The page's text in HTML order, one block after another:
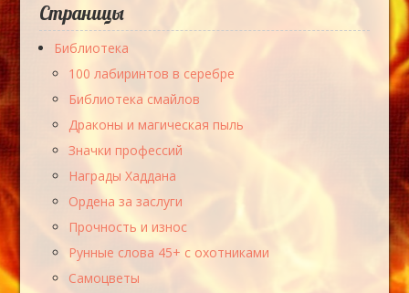
Страницы
Библиотека
100 лабиринтов в серебре
Библиотека смайлов
Драконы и магическая пыль
Значки профессий
Награды Хаддана
Ордена за заслуги
Прочность и износ
Рунные слова 45+ с охотниками
Самоцветы